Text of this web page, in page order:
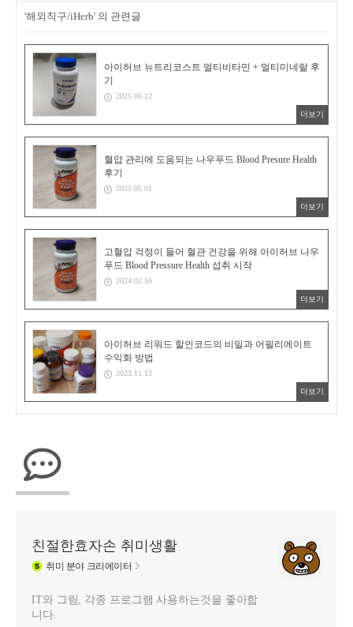
'해외직구/iHerb' 의 관련글
아이허브 뉴트리코스트 멀티비타민 + 멀티미네랄 후
기
2025.06.12
더보기
혈압 관리에 도움되는 나우푸드 Blood Presure Health
후기
2025.05.01
더보기
고혈압 걱정이 들어 혈관 건강을 위해 아이허브 나우
푸드 Blood Pressure Health 섭취 시작
2024.02.16
더보기
아이허브 리워드 할인코드의 비밀과 어필리에이트
수익화 방법
2023.11.13
더보기
친절한효자손 취미생활
취미 분야 크리에이터
IT와 그림, 각종 프로그램 사용하는것을 좋아합
니다.